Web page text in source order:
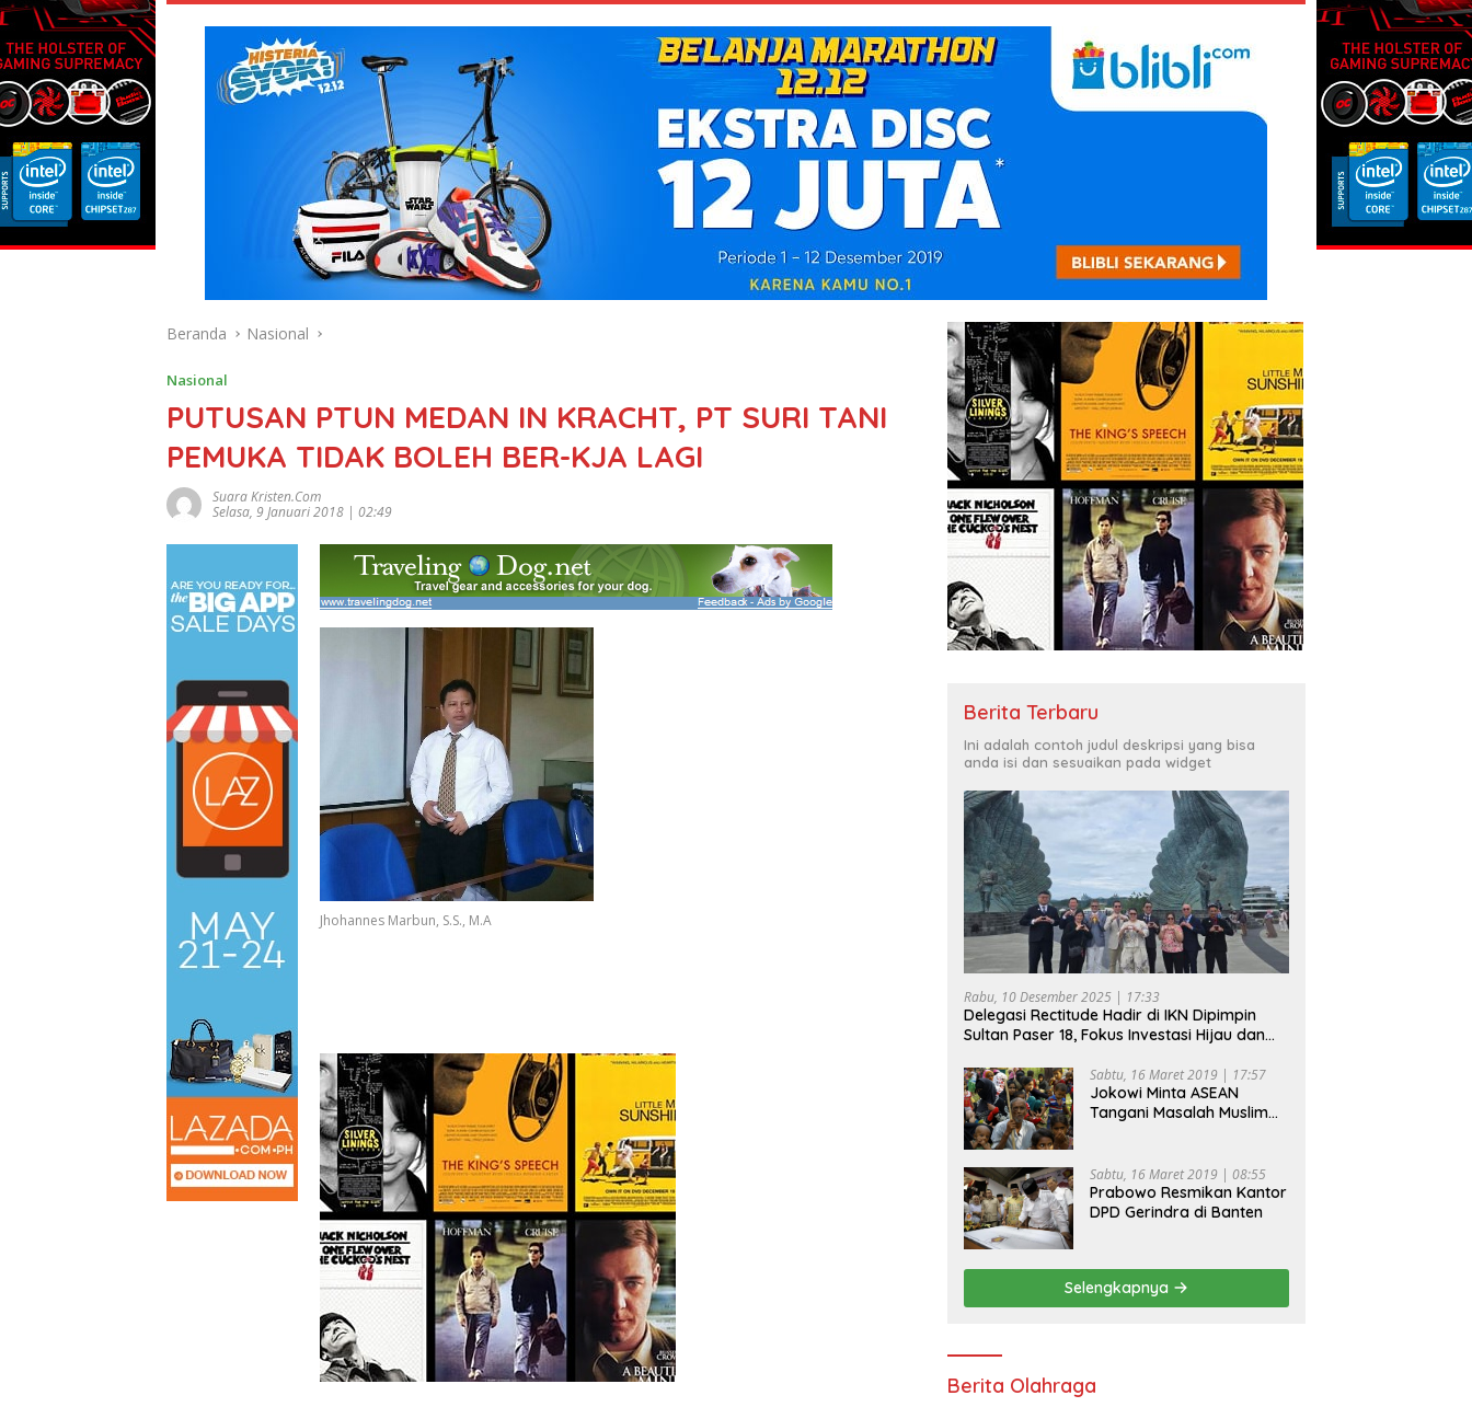
Beranda Nasional
Nasional
PUTUSAN PTUN MEDAN IN KRACHT, PT SURI TANI
PEMUKA TIDAK BOLEH BER-KJA LAGI
Suara Kristen.com
Selasa, 9 Januari 2018 | 02:49
Jhohannes Marbun, S.S., M.A
Berita Terbaru
Ini adalah contoh judul deskripsi yang bisa
anda isi dan sesuaikan pada widget
Rabu, 10 Desember 2025 | 17:33
Delegasi Rectitude Hadir di IKN Dipimpin
Sultan Paser 18, Fokus Investasi Hijau dan
Sabtu, 16 Maret 2019 | 17:57
Jokowi Minta ASEAN
Tangani Masalah Muslim
Sabtu, 16 Maret 2019 | 08:55
Prabowo Resmikan Kantor
DPD Gerindra di Banten
Selengkapnya
Berita Olahraga